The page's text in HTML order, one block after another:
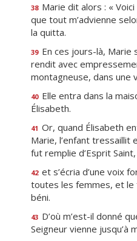
38 Marie dit alors : «
que tout m’advienne
la quitta.
39 En ces jours-là,
rendit avec
montagneuse, dans une
40 Elle entra dans la
Élisabeth.
41 Or, quand Élisabeth
Marie, l’enfant tressaillit
fut remplie d’Esprit Saint,
42 et s’écria d’une voix
toutes les femmes, et
béni.
43 D’où m’est-il donné
Seigneur vienne jusqu’à